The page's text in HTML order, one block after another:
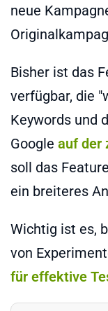
neue
Bisher ist das
verfügbar, die
Keywords und
Google auf der
soll das
ein breiteres
Wichtig ist es,
von
für effektive